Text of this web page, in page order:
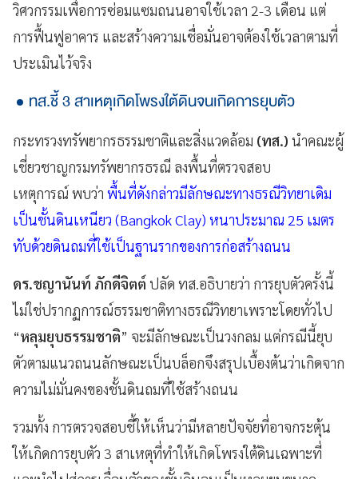
วิศวกรรมเพื่อการซ่อมแซมถนนอาจใช้เวลา 2-3 เดือน แต่
การฟื้นฟูอาคาร และสร้างความเชื่อมั่นอาจต้องใช้เวลาตามที่
ประเมินไว้จริง
ทส.ชี้ 3 สาเหตุเกิดโพรงใต้ดินจนเกิดการยุบตัว
กระทรวงทรัพยากรธรรมชาติและสิ่งแวดล้อม (ทส.) นำคณะผู้
เชี่ยวชาญกรมทรัพยากรธรณี ลงพื้นที่ตรวจสอบ
เหตุการณ์ พบว่า พื้นที่ดังกล่าวมีลักษณะทางธรณีวิทยาเดิม
เป็นชั้นดินเหนียว (Bangkok Clay) หนาประมาณ 25 เมตร
ทับด้วยดินถมที่ใช้เป็นฐานรากของการก่อสร้างถนน
ดร.ชญานันท์ ภักดีจิตต์ ปลัด ทส.อธิบายว่า การยุบตัวครั้งนี้
ไม่ใช่ปรากฏการณ์ธรรมชาติทางธรณีวิทยาเพราะโดยทั่วไป
“หลุมยุบธรรมชาติ” จะมีลักษณะเป็นวงกลม แต่กรณีนี้ยุบ
ตัวตามแนวถนนลักษณะเป็นบล็อกจึงสรุปเบื้องต้นว่าเกิดจาก
ความไม่มั่นคงของชั้นดินถมที่ใช้สร้างถนน
รวมทั้ง การตรวจสอบชี้ให้เห็นว่ามีหลายปัจจัยที่อาจกระตุ้น
ให้เกิดการยุบตัว 3 สาเหตุที่ทำให้เกิดโพรงใต้ดินเฉพาะที่